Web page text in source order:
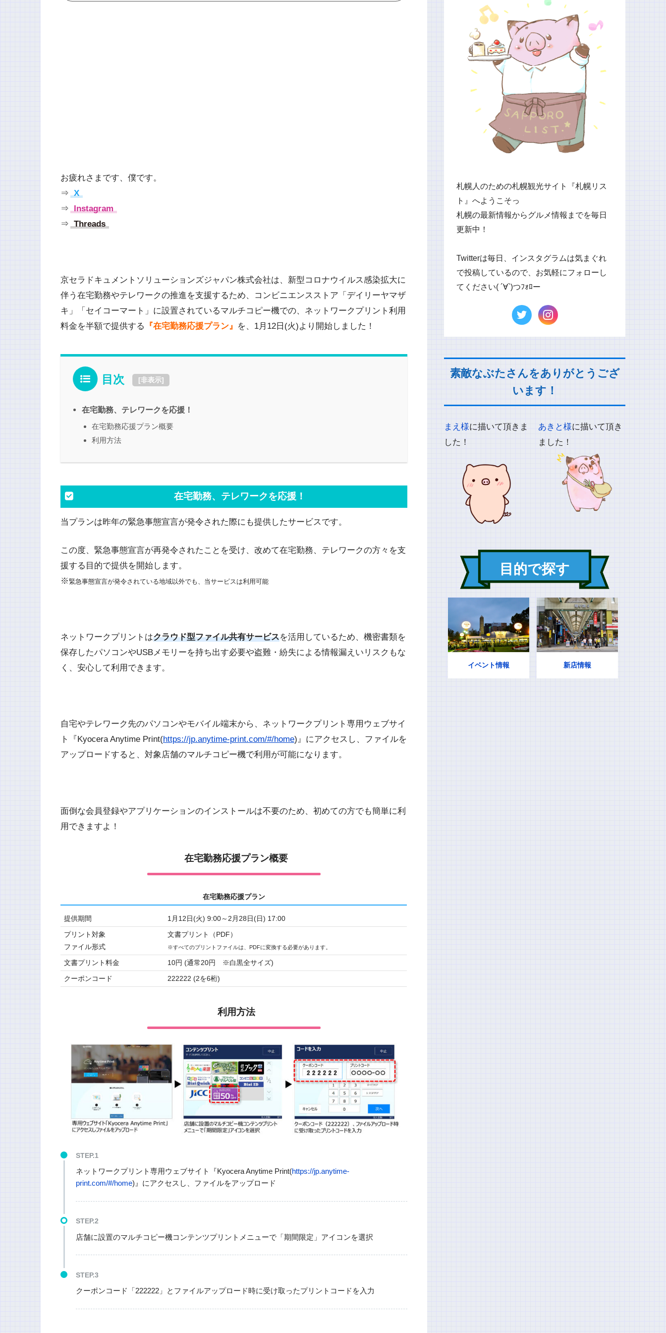
お疲れさまです、僕です。
⇒ X
⇒
Instagram
⇒ Threads
京セラドキュメントソリューションズジャパン株式会社は、新型コロナウイルス感染拡大に
伴う在宅勤務やテレワークの推進を支援するため、コンビニエンスストア「デイリーヤマザ
キ」「セイコーマート」に設置されているマルチコピー機での、ネットワークプリント利用
料金を半額で提供する
『在宅勤務応援プラン』 を、1月12日(火)より開始しました！
目次 [非表示]
在宅勤務、テレワークを応援！
在宅勤務応援プラン概要
利用方法
在宅勤務、テレワークを応援！
当プランは昨年の緊急事態宣言が発令された際にも提供したサービスです。
この度、緊急事態宣言が再発令されたことを受け、改めて在宅勤務、テレワークの方々を支
援する目的で提供を開始します。
※緊急事態宣言が発令されている地域以外でも、当サービスは利用可能
ネットワークプリントはクラウド型ファイル共有サービスを活用しているため、機密書類を
保存したパソコンやUSBメモリーを持ち出す必要や盗難・紛失による情報漏えいリスクもな
く、安心して利用できます。
自宅やテレワーク先のパソコンやモバイル端末から、ネットワークプリント専用ウェブサイ
ト『Kyocera Anytime Print(https://jp.anytime-print.com/#/home)』にアクセスし、ファイルを
アップロードすると、対象店舗のマルチコピー機で利用が可能になります。
面倒な会員登録やアプリケーションのインストールは不要のため、初めての方でも簡単に利
用できますよ！
在宅勤務応援プラン概要
在宅勤務応援プラン
提供期間 1月12日(火) 9:00～2月28日(日) 17:00
プリント対象
ファイル形式
文書プリント（PDF）
※すべてのプリントファイルは、PDFに変換する必要があります。
文書プリント料金 10円 (通常20円 ※白黒全サイズ)
クーポンコード 222222 (2を6桁)
利用方法
STEP.1
ネットワークプリント専用ウェブサイト『Kyocera Anytime Print(https://jp.anytime-
print.com/#/home)』にアクセスし、ファイルをアップロード
STEP.2
店舗に設置のマルチコピー機コンテンツプリントメニューで「期間限定」アイコンを選択
STEP.3
クーポンコード「222222」とファイルアップロード時に受け取ったプリントコードを入力
札幌人のための札幌観光サイト『札幌リス
ト』へようこそっ
札幌の最新情報からグルメ情報までを毎日
更新中！
Twitterは毎日、インスタグラムは気まぐれ
で投稿しているので、お気軽にフォローし
てください( ´∀`)つﾌｫﾛー
素敵なぶたさんをありがとうござ
います！
まえ様に描いて頂きま
した！
あきと様に描いて頂き
ました！
目的で探す
イベント情報 新店情報